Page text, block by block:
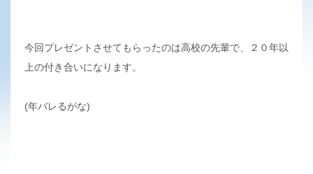
今回プレゼントさせてもらったのは高校の先輩で、２０年以
上の付き合いになります。
(年バレるがな)